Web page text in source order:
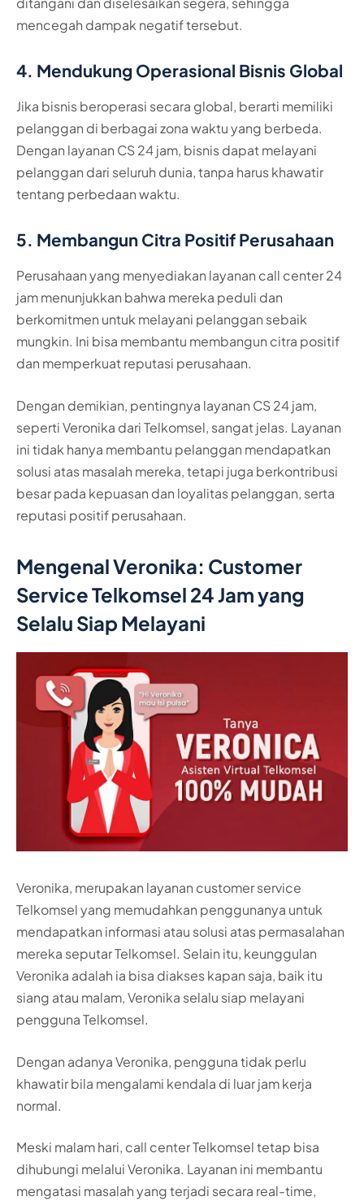
mencegah dampak negatif tersebut.
4. Mendukung Operasional Bisnis Global
Jika bisnis beroperasi secara global, berarti memiliki
pelanggan di berbagai zona waktu yang berbeda.
Dengan layanan CS 24 jam, bisnis dapat melayani
pelanggan dari seluruh dunia, tanpa harus khawatir
tentang perbedaan waktu.
5. Membangun Citra Positif Perusahaan
Perusahaan yang menyediakan layanan call center 24
jam menunjukkan bahwa mereka peduli dan
berkomitmen untuk melayani pelanggan sebaik
mungkin. Ini bisa membantu membangun citra positif
dan memperkuat reputasi perusahaan.
Dengan demikian, pentingnya layanan CS 24 jam,
seperti Veronika dari Telkomsel, sangat jelas. Layanan
ini tidak hanya membantu pelanggan mendapatkan
solusi atas masalah mereka, tetapi juga berkontribusi
besar pada kepuasan dan loyalitas pelanggan, serta
reputasi positif perusahaan.
Mengenal Veronika: Customer
Service Telkomsel 24 Jam yang
Selalu Siap Melayani
Veronika, merupakan layanan customer service
Telkomsel yang memudahkan penggunanya untuk
mendapatkan informasi atau solusi atas permasalahan
mereka seputar Telkomsel. Selain itu, keunggulan
Veronika adalah ia bisa diakses kapan saja, baik itu
siang atau malam, Veronika selalu siap melayani
pengguna Telkomsel.
Dengan adanya Veronika, pengguna tidak perlu
khawatir bila mengalami kendala di luar jam kerja
normal.
Meski malam hari, call center Telkomsel tetap bisa
dihubungi melalui Veronika. Layanan ini membantu
mengatasi masalah yang terjadi secara real-time,